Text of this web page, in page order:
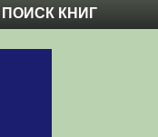
ПОИСК КНИГ